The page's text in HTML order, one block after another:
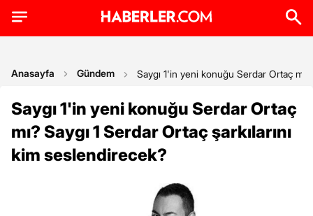
Anasayfa Gündem Saygı 1'in yeni konuğu Serdar Ortaç
Saygı 1'in yeni konuğu Serdar Ortaç
mı? Saygı 1 Serdar Ortaç şarkılarını
kim seslendirecek?